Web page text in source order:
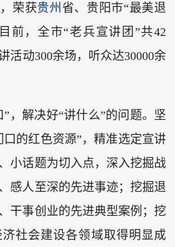
荣获贵州 省、贵阳市“最美退
前，全市“老兵宣讲团”共42
活动300余场，听众达30000余
”，解决好“讲什么”的问题。坚
口的红色资源”，精准选定宣讲
小话题为切入点，深入挖掘战
感人至深的先进事迹；挖掘退
干事创业的先进典型案例；挖
社会建设各领域取得明显成